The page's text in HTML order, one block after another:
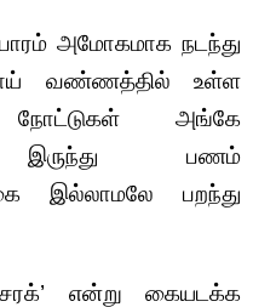
அமோகமாக நடந்து
வண்ணத்தில் உள்ள
நோட்டுகள் அங்கே
இருந்து பணம்
இல்லாமலே பறந்து
என்று கையடக்க